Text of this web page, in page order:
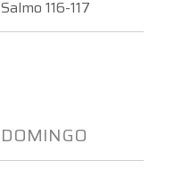
Salmo 116-117
DOMINGO